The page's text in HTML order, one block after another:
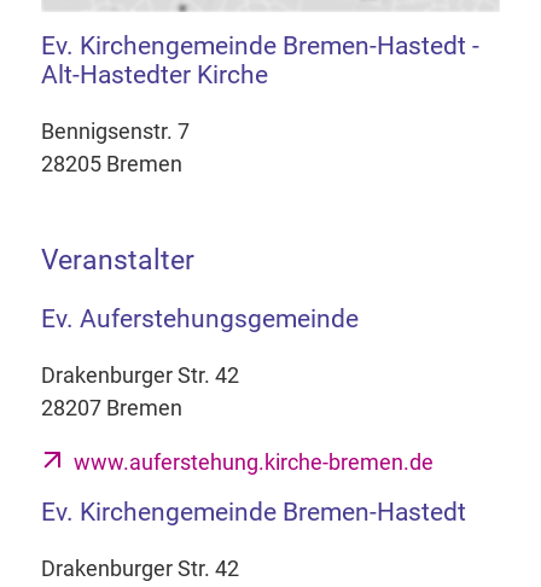
Ev. Kirchengemeinde Bremen-Hastedt -
Alt-Hastedter Kirche
Bennigsenstr. 7
28205 Bremen
Veranstalter
Ev. Auferstehungsgemeinde
Drakenburger Str. 42
28207 Bremen
www.auferstehung.kirche-bremen.de
Ev. Kirchengemeinde Bremen-Hastedt
Drakenburger Str. 42